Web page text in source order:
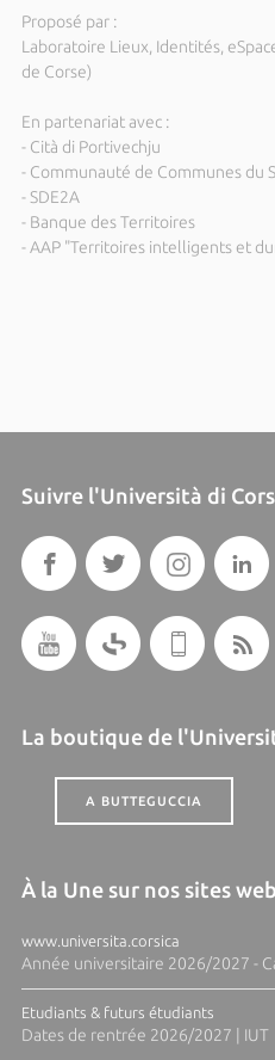
Proposé par :
Laboratoire Lieux, Identités,
de Corse)
En partenariat avec :
- Cità di Portivechju
- Communauté de Communes du
- SDE2A
- Banque des Territoires
- AAP "Territoires intelligents et
Suivre l'Università di
La boutique de
A BUTTEGUCCIA
À la Une sur nos sites web
www.universita.corsica
Année universitaire 2026/2027 -
Etudiants & futurs étudiants
Dates de rentrée 2026/2027 | IUT